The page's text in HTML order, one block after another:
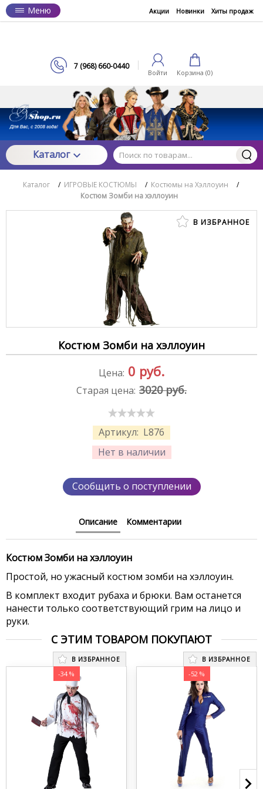
Меню Акции Новинки Хиты продаж
7 (968) 660-0440
Войти Корзина (0)
Каталог
Каталог / ИГРОВЫЕ КОСТЮМЫ / Костюмы на Хэллоуин
/
Костюм Зомби на хэллоуин
В ИЗБРАННОЕ
Костюм Зомби на хэллоуин
Артикул: L876
Нет в наличии
Цена: 0 руб.
Старая цена: 3020 руб.
Сообщить о поступлении
Описание Комментарии
Костюм Зомби на хэллоуин
Простой, но ужасный костюм зомби на хэллоуин.
В комплект входит рубаха и брюки. Вам останется
нанести только соответствующий грим на лицо и
руки.
С ЭТИМ ТОВАРОМ ПОКУПАЮТ
В ИЗБРАННОЕ
-34 %
В ИЗБРАННОЕ
-52 %